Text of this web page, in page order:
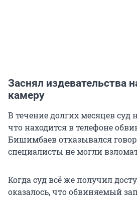
Заснял издевательства
камеру
В течение долгих месяцев суд
что находится в телефоне
Бишимбаев отказывался
специалисты не могли
Когда суд всё же получил
оказалось, что обвиняемый